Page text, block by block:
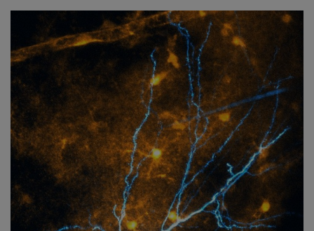
Здоровье
Наука и открытия